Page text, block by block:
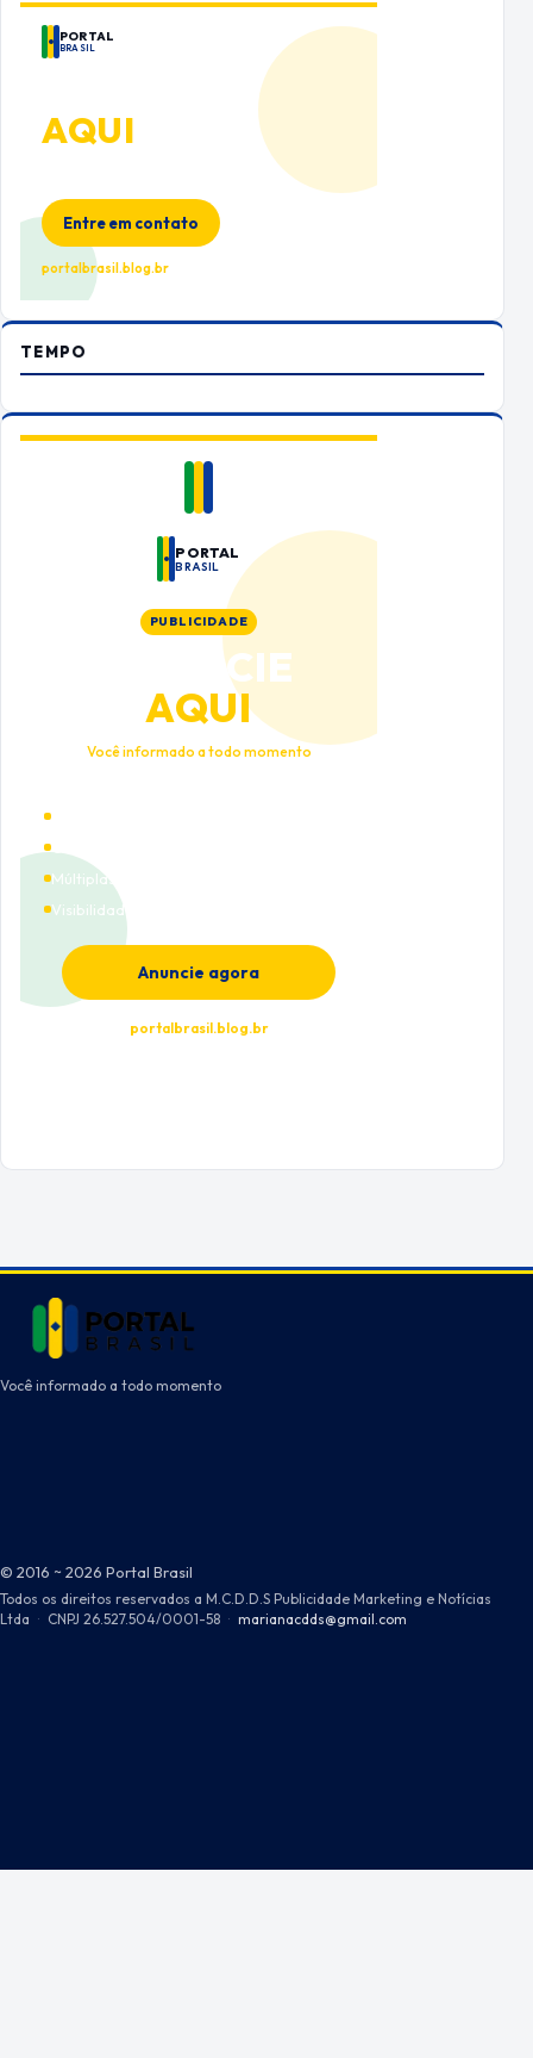
PORTAL
BRASIL
AQUI
Entre em contato
portalbrasil.blog.br
TEMPO
PORTAL
BRASIL
PUBLICIDADE
ANUNCIE
AQUI
Você informado a todo momento
Múltiplas categorias
Visibilidade premium
Anuncie agora
portalbrasil.blog.br
Você informado a todo momento
© 2016 ~ 2026 Portal Brasil
Todos os direitos reservados a M.C.D.D.S Publicidade Marketing e Notícias
Ltda · CNPJ 26.527.504/0001-58 · marianacdds@gmail.com